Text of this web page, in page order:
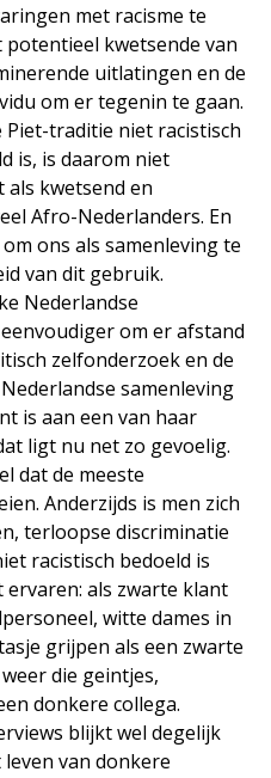
met racisme te
kwetsende van
uitlatingen en de
om er tegenin te gaan.
traditie niet racistisch
is, is daarom niet
kwetsend en
Afro-Nederlanders. En
ons als samenleving te
van dit gebruik.
Nederlandse
om er afstand
zelfonderzoek en de
samenleving
is aan een van haar
ligt nu net zo gevoelig.
dat de meeste
Anderzijds is men zich
terloopse discriminatie
racistisch bedoeld is
ervaren: als zwarte klant
witte dames in
grijpen als een zwarte
die geintjes,
donkere collega.
blijkt wel degelijk
van donkere